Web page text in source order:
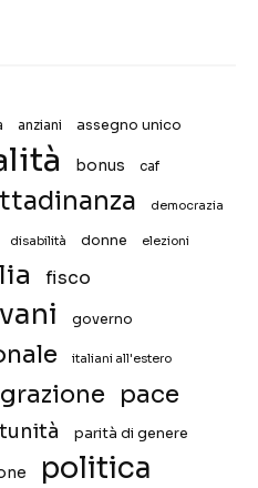
anziani assegno unico
bonus caf
democrazia
disabilità donne elezioni
fisco
governo
italiani all'estero
pace
parità di genere
politica